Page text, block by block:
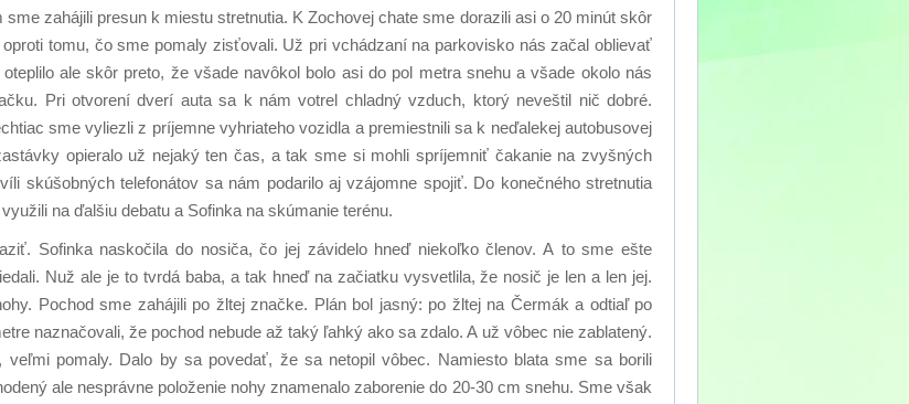
sme zahájili presun k miestu stretnutia. K Zochovej chate sme dorazili asi o 20 minút skôr
tomu, čo sme pomaly zisťovali. Už pri vchádzaní na parkovisko nás začal oblievať
ale skôr preto, že všade navôkol bolo asi do pol metra snehu a všade okolo nás
Pri otvorení dverí auta sa k nám votrel chladný vzduch, ktorý neveštil nič dobré.
sme vyliezli z príjemne vyhriateho vozidla a premiestnili sa k neďalekej autobusovej
opieralo už nejaký ten čas, a tak sme si mohli spríjemniť čakanie na zvyšných
skúšobných telefonátov sa nám podarilo aj vzájomne spojiť. Do konečného stretnutia
na ďalšiu debatu a Sofinka na skúmanie terénu.
Sofinka naskočila do nosiča, čo jej závidelo hneď niekoľko členov. A to sme ešte
Nuž ale je to tvrdá baba, a tak hneď na začiatku vysvetlila, že nosič je len a len jej.
Pochod sme zahájili po žltej značke. Plán bol jasný: po žltej na Čermák a odtiaľ po
naznačovali, že pochod nebude až taký ľahký ako sa zdalo. A už vôbec nie zablatený.
pomaly. Dalo by sa povedať, že sa netopil vôbec. Namiesto blata sme sa borili
ale nesprávne položenie nohy znamenalo zaborenie do 20-30 cm snehu. Sme však